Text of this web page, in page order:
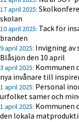
17 april 2025:
skolan
10 april 2025: Tack för
branden
9 april 2025: Invigning av
Blåsjön den 10 april
3 april 2025: Kommunen
nya invånare till
1 april 2025: Personal
urfolket samer och
1 april 2025: Kommunen
den lokala